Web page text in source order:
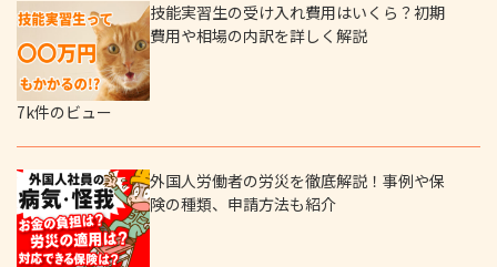
技能実習生の受け入れ費用はいくら？初期
費用や相場の内訳を詳しく解説
7k件のビュー
外国人労働者の労災を徹底解説！事例や保
険の種類、申請方法も紹介